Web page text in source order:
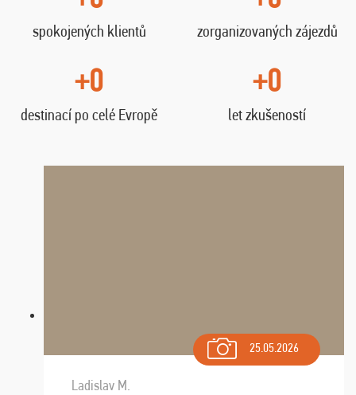
spokojených klientů zorganizovaných zájezdů
+0
destinací po celé Evropě
+0
let zkušeností
25.05.2026
Ladislav M.